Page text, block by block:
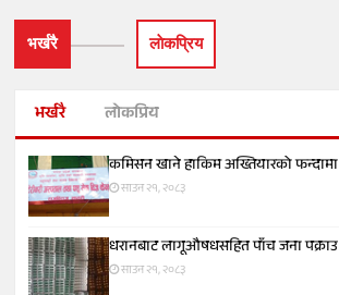
भर्खरै लाेकप्रिय
भर्खरै लोकप्रिय
कमिसन खाने हाकिम अख्तियारको फन्दामा
साउन २१, २०८३
धरानबाट लागूऔषधसहित पाँच जना पक्राउ
साउन २१, २०८३